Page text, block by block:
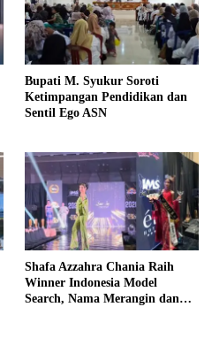
Bupati M. Syukur Soroti
Ketimpangan Pendidikan dan
Sentil Ego ASN
Shafa Azzahra Chania Raih
Winner Indonesia Model
Search, Nama Merangin dan